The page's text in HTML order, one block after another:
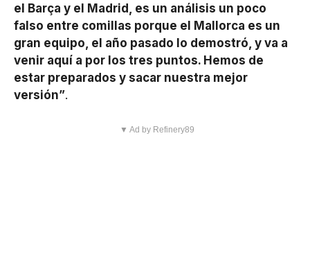
el Barça y el Madrid, es un análisis un poco
falso entre comillas porque el Mallorca es un
gran equipo, el año pasado lo demostró, y va a
venir aquí a por los tres puntos. Hemos de
estar preparados y sacar nuestra mejor
versión”.
▼ Ad by Refinery89